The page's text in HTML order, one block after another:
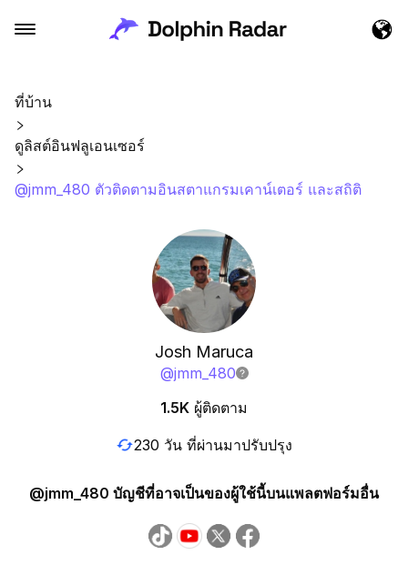
ที่บ้าน
ดูลิสต์อินฟลูเอนเซอร์
@jmm_480 ตัวติดตามอินสตาแกรมเคาน์เตอร์ และสถิติ
Josh Maruca
@jmm_480
1.5K ผู้ติดตาม
230 วัน ที่ผ่านมาปรับปรุง
@jmm_480 บัญชีที่อาจเป็นของผู้ใช้นี้บนแพลตฟอร์มอื่น